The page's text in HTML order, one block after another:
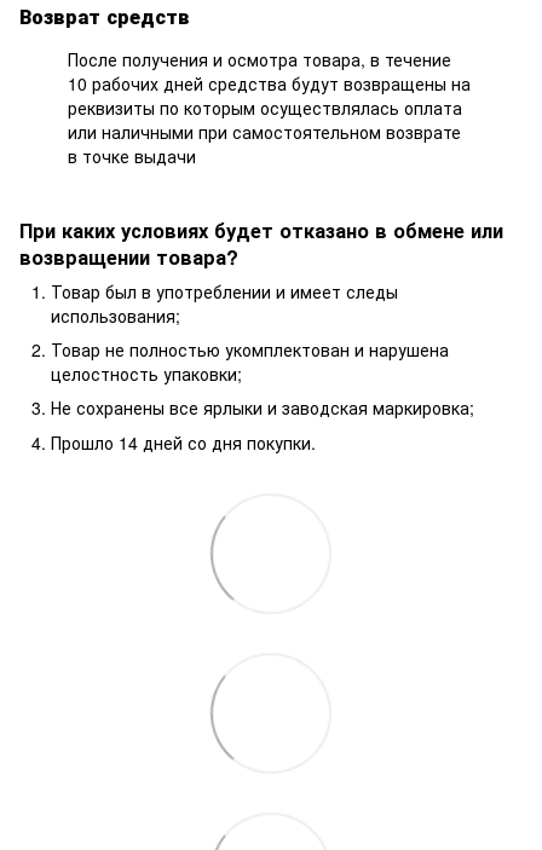
Возврат средств
После получения и осмотра товара, в течение
10 рабочих дней средства будут возвращены на
реквизиты по которым осуществлялась оплата
или наличными при самостоятельном возврате
в точке выдачи
При каких условиях будет отказано в обмене или
возвращении товара?
Товар был в употреблении и имеет следы
использования;
Товар не полностью укомплектован и нарушена
целостность упаковки;
Не сохранены все ярлыки и заводская маркировка;
Прошло 14 дней со дня покупки.